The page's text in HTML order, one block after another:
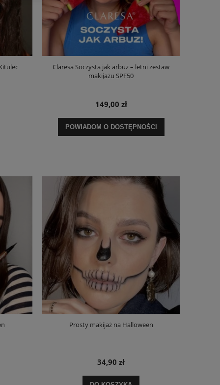
Claresa Soczysta jak arbuz – letni zestaw
makijażu SPF50
149,00 zł
POWIADOM O DOSTĘPNOŚCI
Prosty makijaż na Halloween
34,90 zł